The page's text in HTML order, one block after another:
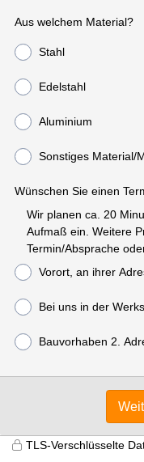
Aus welchem Material?
Stahl
Edelstahl
Aluminium
Sonstiges Material/
Wünschen Sie einen
Wir planen ca. 20
Aufmaß ein. Weitere
Termin/Absprache
Vorort, an ihrer
Bei uns in der
Bauvorhaben 2.
TLS-Verschlüsselte